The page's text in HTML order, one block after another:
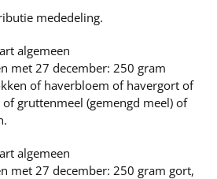
mededeling.
algemeen
met 27 december: 250 gram
of haverbloem of havergort of
gruttenmeel (gemengd meel) of
algemeen
met 27 december: 250 gram gort,